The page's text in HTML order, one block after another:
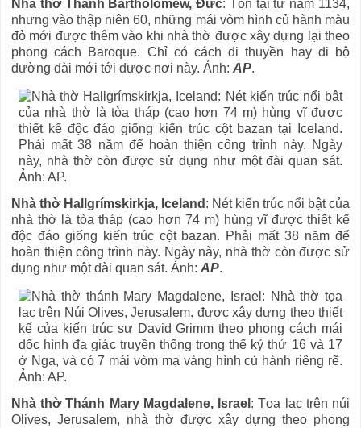
Nhà thờ Thánh Bartholomew, Đức: Tồn tại từ năm 1134,
nhưng vào thập niên 60, những mái vòm hình củ hành màu
đỏ mới được thêm vào khi nhà thờ được xây dựng lại theo
phong cách Baroque. Chỉ có cách đi thuyền hay đi bộ
đường dài mới tới được nơi này. Ảnh: AP.
Nhà thờ Hallgrímskirkja, Iceland : Nét kiến trúc nổi bật của
nhà thờ là tòa tháp (cao hơn 74 m) hùng vĩ được thiết kế
độc đáo giống kiến trúc cột bazan. Phải mất 38 năm để
hoàn thiện công trình này. Ngày này, nhà thờ còn được sử
dụng như một đài quan sát. Ảnh: AP.
Nhà thờ Thánh Mary Magdalene, Israel : Tọa lạc trên núi
Olives, Jerusalem, nhà thờ được xây dựng theo phong